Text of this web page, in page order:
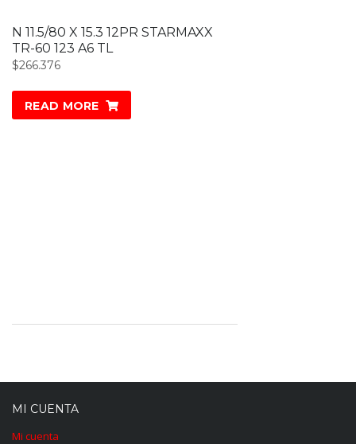
N 11.5/80 X 15.3 12PR STARMAXX
TR-60 123 A6 TL
$266.376
READ MORE
MI CUENTA
Mi cuenta